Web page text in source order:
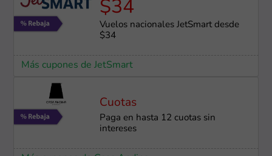
$34
Vuelos nacionales JetSmart desde
$34
Más cupones de JetSmart
Cuotas
Paga en hasta 12 cuotas sin
intereses